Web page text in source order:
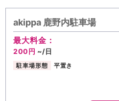
akippa 鹿野内駐車場
最大料金：
200円 ~/日
駐車場形態 平置き